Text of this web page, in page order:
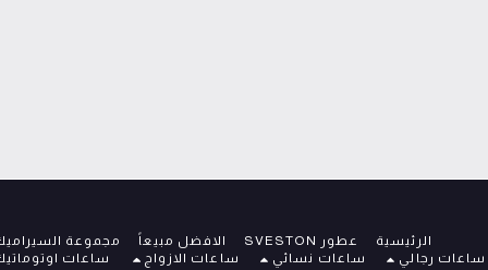
الرئيسية عطور SVESTON الافضل مبيعاً
مجموعة السيراميك
رجالي
ساعات نسائي ساعات الازواج
ساعات اوتوماتيك